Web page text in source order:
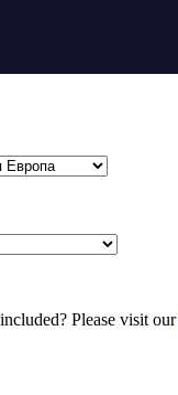
Please visit our